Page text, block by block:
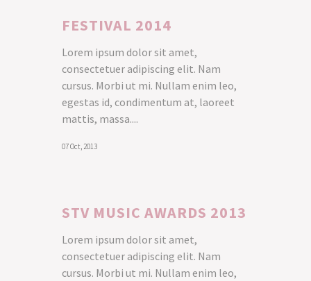
FESTIVAL 2014
Lorem ipsum dolor sit amet,
consectetuer adipiscing elit. Nam
cursus. Morbi ut mi. Nullam enim leo,
egestas id, condimentum at, laoreet
mattis, massa....
07 Oct, 2013
STV MUSIC AWARDS 2013
Lorem ipsum dolor sit amet,
consectetuer adipiscing elit. Nam
cursus. Morbi ut mi. Nullam enim leo,